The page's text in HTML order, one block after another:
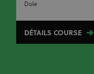
Dole
DÉTAILS COURSE